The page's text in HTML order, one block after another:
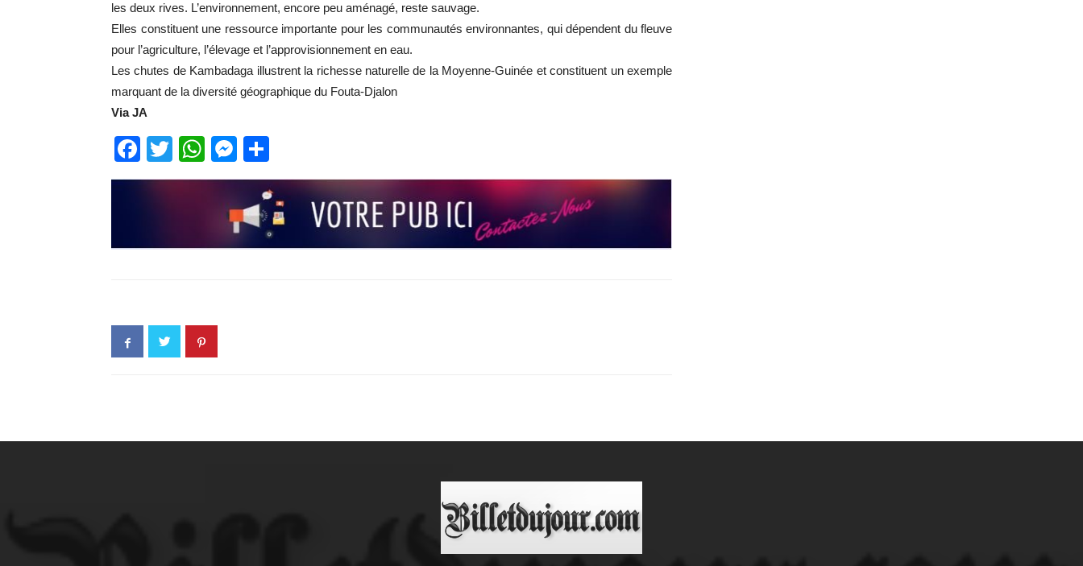
les deux rives. L’environnement, encore peu aménagé, reste sauvage.
Elles constituent une ressource importante pour les communautés environnantes, qui dépendent du fleuve
pour l’agriculture, l’élevage et l’approvisionnement en eau.
Les chutes de Kambadaga illustrent la richesse naturelle de la Moyenne-Guinée et constituent un exemple
marquant de la diversité géographique du Fouta-Djalon
Via JA
Facebook
TwitterWhatsApp
Messenger